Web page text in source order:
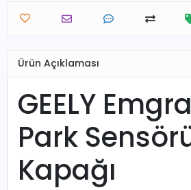
Ürün Açıklaması
GEELY
Park
Kapağı